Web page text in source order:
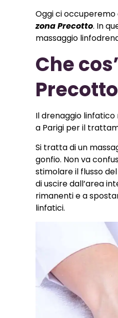
Oggi ci
zona Precotto. In
massaggio
Che
Il drenaggio linfatico
a Parigi per il
Si tratta di un
gonfio. Non va
stimolare il flusso
di uscire dall’area
rimanenti e a
linfatici.